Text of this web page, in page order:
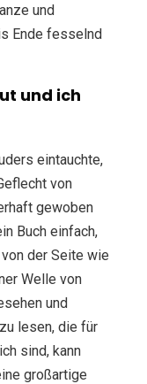
und
Ende fesselnd
und ich
eintauchte,
von
gewoben
Buch einfach,
der Seite wie
Welle von
und
lesen, die für
sind, kann
großartige